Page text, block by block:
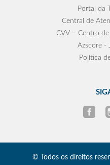
Portal da
Central de
CVV – Centro
Azscore -
Política
© Todos os direitos